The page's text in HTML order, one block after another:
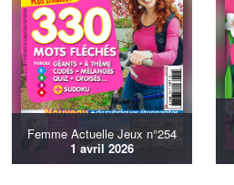
Femme Actuelle Jeux n°254
1 avril 2026